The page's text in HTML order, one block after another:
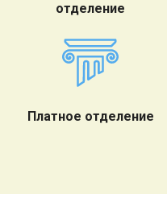
отделение
Платное отделение